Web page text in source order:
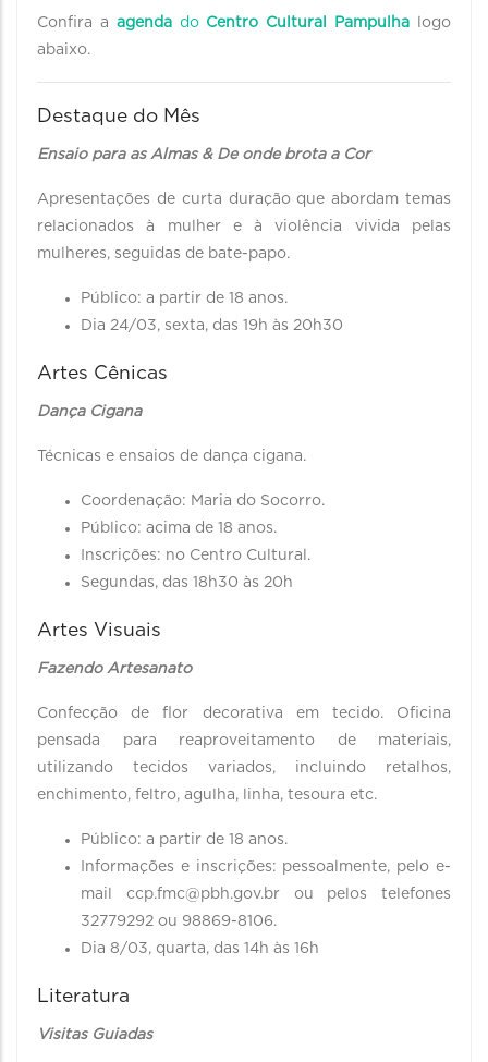
Confira a agenda doCentro Cultural Pampulha logo
abaixo.
Destaque do Mês
Ensaio para as Almas & De onde brota a Cor
Apresentações de curta duração que abordam temas
relacionados à mulher e à violência vivida pelas
mulheres, seguidas de bate-papo.
Público: a partir de 18 anos.
Dia 24/03, sexta, das 19h às 20h30
Artes Cênicas
Dança Cigana
Técnicas e ensaios de dança cigana.
Coordenação: Maria do Socorro.
Público: acima de 18 anos.
Inscrições: no Centro Cultural.
Segundas, das 18h30 às 20h
Artes Visuais
Fazendo Artesanato
Confecção de flor decorativa em tecido. Oficina
pensada para reaproveitamento de materiais,
utilizando tecidos variados, incluindo retalhos,
enchimento, feltro, agulha, linha, tesoura etc.
Público: a partir de 18 anos.
Informações e inscrições: pessoalmente, pelo e-
mail ccp.fmc@pbh.gov.br ou pelos telefones
32779292 ou 98869-8106.
Dia 8/03, quarta, das 14h às 16h
Literatura
Visitas Guiadas